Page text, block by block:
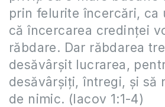
prin felurite încercări, ca
că încercarea credinței
răbdare. Dar răbdarea
desăvârșit lucrarea,
desăvârșiți, întregi, și să
de nimic. (Iacov 1:1-4)